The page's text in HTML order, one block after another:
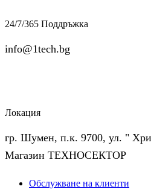
24/7/365 Поддръжка
info@1tech.bg
Локация
гр. Шумен, п.к. 9700, ул. "
Магазин ТЕХНОСЕКТОР
Facebook
Twitter
Instagram
Pinterest
Linkedin
Youtube
VimeoОбслужване на клиенти